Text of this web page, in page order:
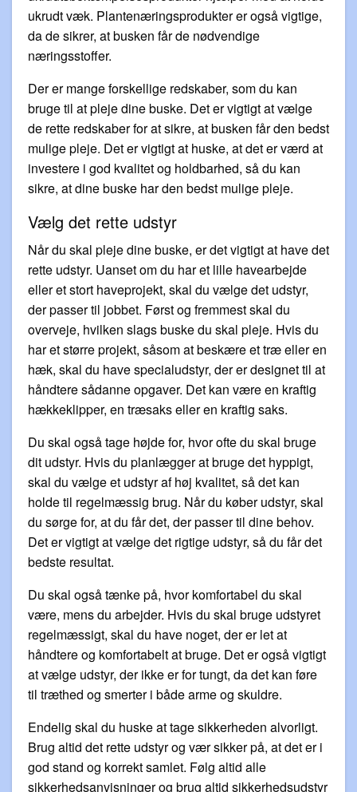
ukrudt væk. Plantenæringsprodukter er også vigtige,
da de sikrer, at busken får de nødvendige
næringsstoffer.
Der er mange forskellige redskaber, som du kan
bruge til at pleje dine buske. Det er vigtigt at vælge
de rette redskaber for at sikre, at busken får den bedst
mulige pleje. Det er vigtigt at huske, at det er værd at
investere i god kvalitet og holdbarhed, så du kan
sikre, at dine buske har den bedst mulige pleje.
Vælg det rette udstyr
Når du skal pleje dine buske, er det vigtigt at have det
rette udstyr. Uanset om du har et lille havearbejde
eller et stort haveprojekt, skal du vælge det udstyr,
der passer til jobbet. Først og fremmest skal du
overveje, hvilken slags buske du skal pleje. Hvis du
har et større projekt, såsom at beskære et træ eller en
hæk, skal du have specialudstyr, der er designet til at
håndtere sådanne opgaver. Det kan være en kraftig
hækkeklipper, en træsaks eller en kraftig saks.
Du skal også tage højde for, hvor ofte du skal bruge
dit udstyr. Hvis du planlægger at bruge det hyppigt,
skal du vælge et udstyr af høj kvalitet, så det kan
holde til regelmæssig brug. Når du køber udstyr, skal
du sørge for, at du får det, der passer til dine behov.
Det er vigtigt at vælge det rigtige udstyr, så du får det
bedste resultat.
Du skal også tænke på, hvor komfortabel du skal
være, mens du arbejder. Hvis du skal bruge udstyret
regelmæssigt, skal du have noget, der er let at
håndtere og komfortabelt at bruge. Det er også vigtigt
at vælge udstyr, der ikke er for tungt, da det kan føre
til træthed og smerter i både arme og skuldre.
Endelig skal du huske at tage sikkerheden alvorligt.
Brug altid det rette udstyr og vær sikker på, at det er i
god stand og korrekt samlet. Følg altid alle
sikkerhedsanvisninger og brug altid sikkerhedsudstyr